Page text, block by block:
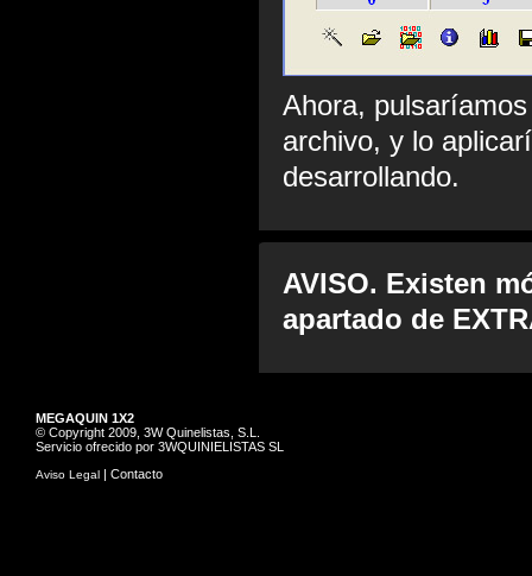
Ahora,
archivo, y lo
desarrollando.
AVISO. Existen
apartado de
MEGAQUIN 1X2
© Copyright 2009, 3W Quinelistas, S.L.
Servicio ofrecido por 3WQUINIELISTAS SL
Aviso Legal | Contacto